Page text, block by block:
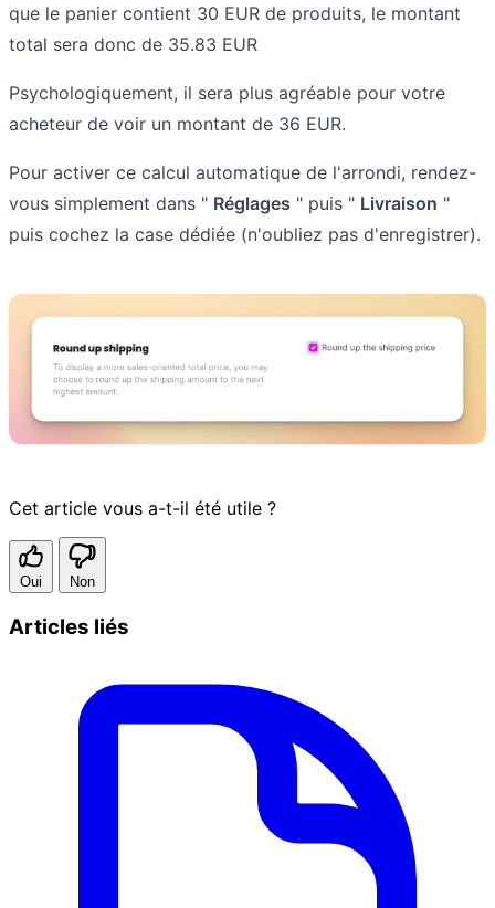
que le panier contient 30 EUR de produits, le montant
total sera donc de 35.83 EUR
Psychologiquement, il sera plus agréable pour votre
acheteur de voir un montant de 36 EUR.
Pour activer ce calcul automatique de l'arrondi, rendez-
vous simplement dans " Réglages " puis " Livraison "
puis cochez la case dédiée (n'oubliez pas d'enregistrer).
Cet article vous a-t-il été utile ?
Oui Non
Articles liés